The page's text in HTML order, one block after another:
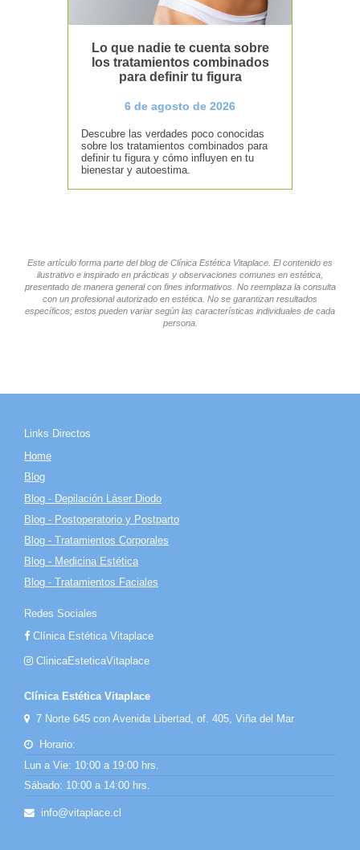
Lo que nadie te cuenta sobre
los tratamientos combinados
para definir tu figura
6 de agosto de 2026
Descubre las verdades poco conocidas
sobre los tratamientos combinados para
definir tu figura y cómo influyen en tu
bienestar y autoestima.
Este artículo forma parte del blog de Clínica Estética Vitaplace. El contenido es
ilustrativo e inspirado en prácticas y observaciones comunes en estética,
presentado de manera general con fines informativos. No reemplaza la consulta
con un profesional autorizado en estética. No se garantizan resultados
específicos; estos pueden variar según las características individuales de cada
persona.
Links Directos
Home
Blog
Blog - Depilación Láser Diodo
Blog - Postoperatorio y Postparto
Blog - Tratamientos Corporales
Blog - Medicina Estética
Blog - Tratamientos Faciales
Redes Sociales
Clínica Estética Vitaplace
ClinicaEsteticaVitaplace
Clínica Estética Vitaplace
7 Norte 645 con Avenida Libertad, of. 405, Viña del Mar
Horario:
Lun a Vie: 10:00 a 19:00 hrs.
Sábado: 10:00 a 14:00 hrs.
info@vitaplace.cl